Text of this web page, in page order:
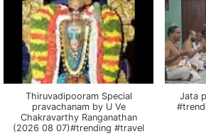
Thiruvadipooram Special
pravachanam by U Ve
Chakravarthy Ranganathan
(2026 08 07)#trending #travel
Jata